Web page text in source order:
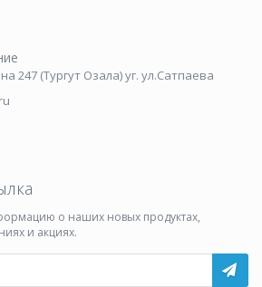
247 (Тургут Озала) уг. ул.Сатпаева
о наших новых продуктах,
и акциях.